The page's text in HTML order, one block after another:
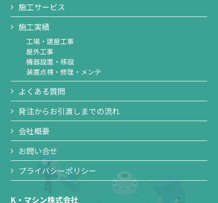
施工サービス
施工実績
工場・建屋工事
屋外工事
機器設置・移設
装置点検・修理・メンテ
よくある質問
発注からお引渡しまでの流れ
会社概要
お問い合せ
プライバシーポリシー
K・マシン株式会社